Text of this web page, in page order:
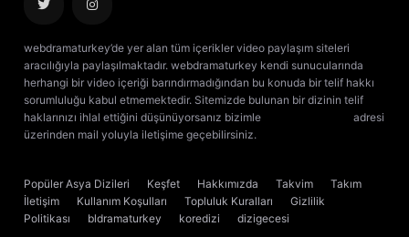
webdramaturkey’de yer alan tüm içerikler video paylaşım siteleri
aracılığıyla paylaşılmaktadır. webdramaturkey kendi sunucularında
herhangi bir video içeriği barındırmadığından bu konuda bir telif hakkı
sorumluluğu kabul etmemektedir. Sitemizde bulunan bir dizinin telif
haklarınızı ihlal ettiğini düşünüyorsanız bizimle
adresi
üzerinden mail yoluyla iletişime geçebilirsiniz.
Popüler Asya Dizileri Keşfet Hakkımızda Takvim
Takım
İletişim
Kullanım Koşulları Topluluk Kuralları
Gizlilik
Politikası
bldramaturkey koredizi
dizigecesi